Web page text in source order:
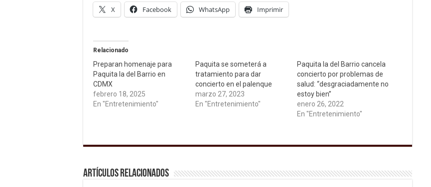
X Facebook WhatsApp Imprimir
Relacionado
Preparan homenaje para
Paquita la del Barrio en
CDMX
febrero 18, 2025
En "Entretenimiento"
Paquita se someterá a
tratamiento para dar
concierto en el palenque
marzo 27, 2023
En "Entretenimiento"
Paquita la del Barrio cancela
concierto por problemas de
salud: “desgraciadamente no
estoy bien”
enero 26, 2022
En "Entretenimiento"
Artículos relacionados